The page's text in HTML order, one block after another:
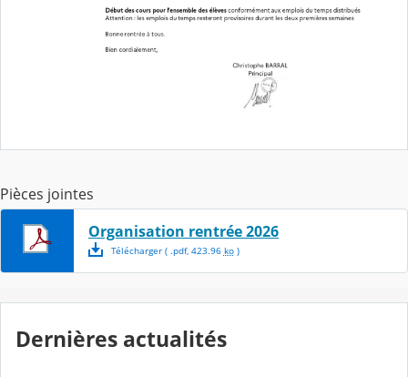
Pièces jointes
Organisation rentrée 2026
Télécharger( .pdf, 423.96 ko)
Dernières actualités